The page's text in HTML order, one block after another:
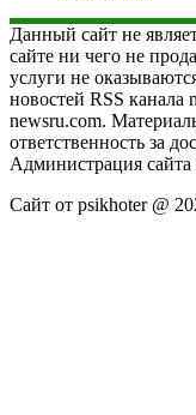
Данный сайт не
сайте ни чего не
услуги не
новостей RSS канала
newsru.com.
ответственность за
Администрация сайта
Сайт от psikhoter @